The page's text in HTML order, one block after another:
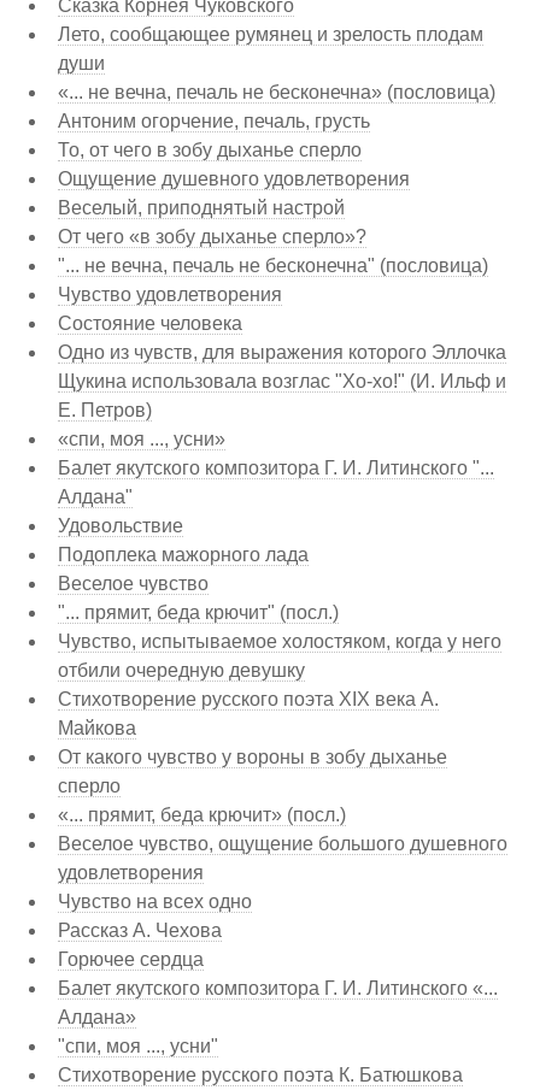
Сказка Корнея Чуковского
Лето, сообщающее румянец и зрелость плодам
души
«... не вечна, печаль не бесконечна» (пословица)
Антоним огорчение, печаль, грусть
То, от чего в зобу дыханье сперло
Ощущение душевного удовлетворения
Веселый, приподнятый настрой
От чего «в зобу дыханье сперло»?
"... не вечна, печаль не бесконечна" (пословица)
Чувство удовлетворения
Состояние человека
Одно из чувств, для выражения которого Эллочка
Щукина использовала возглас "Хо-хо!" (И. Ильф и
Е. Петров)
«спи, моя ..., усни»
Балет якутского композитора Г. И. Литинского "...
Алдана"
Удовольствие
Подоплека мажорного лада
Веселое чувство
"... прямит, беда крючит" (посл.)
Чувство, испытываемое холостяком, когда у него
отбили очередную девушку
Стихотворение русского поэта XIX века А.
Майкова
От какого чувство у вороны в зобу дыханье
сперло
«... прямит, беда крючит» (посл.)
Веселое чувство, ощущение большого душевного
удовлетворения
Чувство на всех одно
Рассказ А. Чехова
Горючее сердца
Балет якутского композитора Г. И. Литинского «...
Алдана»
"спи, моя ..., усни"
Стихотворение русского поэта К. Батюшкова